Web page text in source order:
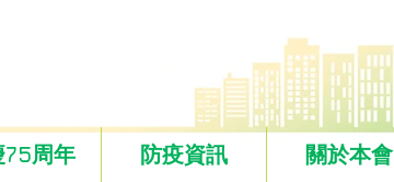
75周年 防疫資訊 關於本會